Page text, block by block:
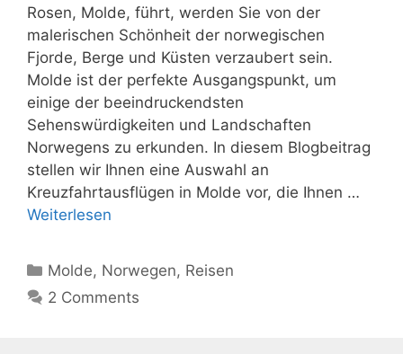
Rosen, Molde, führt, werden Sie von der
malerischen Schönheit der norwegischen
Fjorde, Berge und Küsten verzaubert sein.
Molde ist der perfekte Ausgangspunkt, um
einige der beeindruckendsten
Sehenswürdigkeiten und Landschaften
Norwegens zu erkunden. In diesem Blogbeitrag
stellen wir Ihnen eine Auswahl an
Kreuzfahrtausflügen in Molde vor, die Ihnen …
Weiterlesen
Kategorien
Molde, Norwegen, Reisen
2 Comments